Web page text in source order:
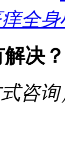
全身
决？
咨询